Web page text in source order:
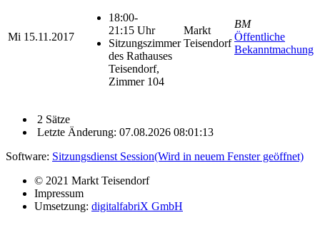
Mi 15.11.2017
18:00-
21:15 Uhr
Sitzungszimmer
des Rathauses
Teisendorf,
Zimmer 104
Markt
Teisendorf
BM
Öffentliche
Bekanntmachung
2 Sätze
Letzte Änderung: 07.08.2026 08:01:13
Software: Sitzungsdienst Session(Wird in neuem Fenster geöffnet)
© 2021 Markt Teisendorf
Impressum
Umsetzung: digitalfabriX GmbH